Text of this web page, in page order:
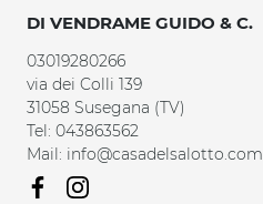
DI VENDRAME GUIDO & C.
03019280266
via dei Colli 139
31058 Susegana (TV)
Tel: 043863562
Mail: info@casadelsalotto.com